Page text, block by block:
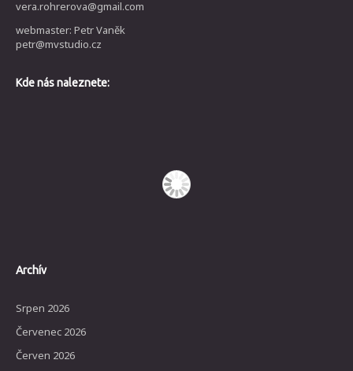
vera.rohrerova@gmail.com
webmaster: Petr Vaněk
petr@mvstudio.cz
Kde nás naleznete:
Archív
Srpen 2026
Červenec 2026
Červen 2026